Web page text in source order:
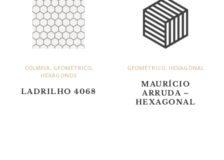
COLMEIA, GEOMÉTRICO,
HEXÁGONOS
LADRILHO 4068
GEOMÉTRICO, HEXAGONAL
MAURÍCIO
ARRUDA –
HEXAGONAL